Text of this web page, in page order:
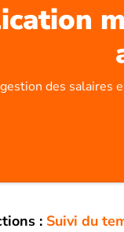
des salaires
: Suivi du